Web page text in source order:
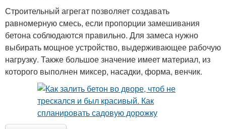
Строительный агрегат позволяет создавать
равномерную смесь, если пропорции замешивания
бетона соблюдаются правильно. Для замеса нужно
выбирать мощное устройство, выдерживающее рабочую
нагрузку. Также большое значение имеет материал, из
которого выполнен миксер, насадки, форма, венчик.